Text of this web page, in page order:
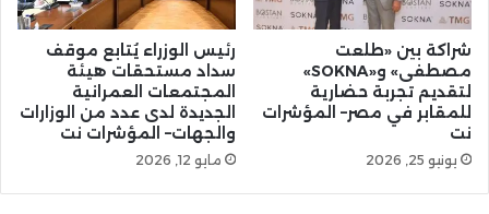
شراكة بين «طلعت
مصطفى» و«SOKNA»
لتقديم تجربة حضارية
للمقابر في مصر– المؤشرات
نت
يونيو 25, 2026
رئيس الوزراء يُتابع موقف
سداد مستحقات هيئة
المجتمعات العمرانية
الجديدة لدى عدد من الوزارات
والجهات– المؤشرات نت
مايو 12, 2026